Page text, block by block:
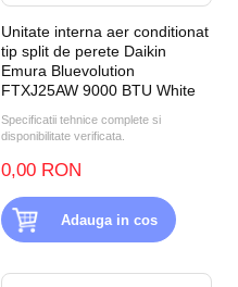
Unitate interna aer conditionat
tip split de perete Daikin
Emura Bluevolution
FTXJ25AW 9000 BTU White
Specificatii tehnice complete si
disponibilitate verificata.
0,00 RON
Adauga in cos